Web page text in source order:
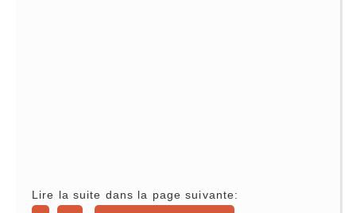
Lire la suite dans la page suivante: